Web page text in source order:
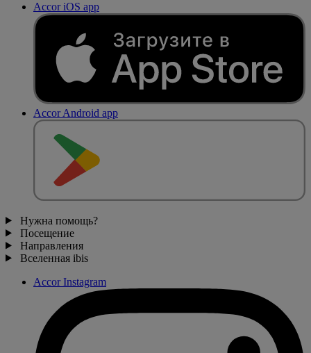
Accor iOS app
Accor Android app
Нужна помощь?
Посещение
Направления
Вселенная ibis
Accor Instagram